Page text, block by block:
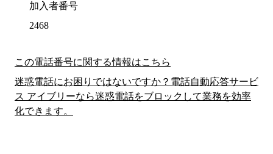
加入者番号
2468
この電話番号に関する情報はこちら
迷惑電話にお困りではないですか？電話自動応答サービ
ス アイブリーなら迷惑電話をブロックして業務を効率
化できます。